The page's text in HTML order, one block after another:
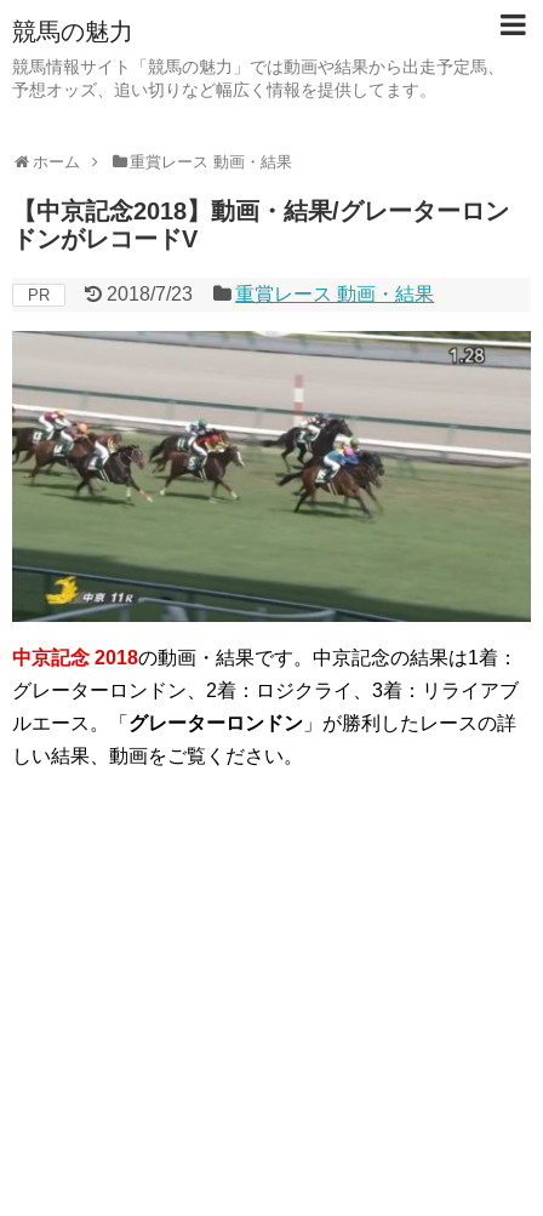
競馬の魅力
競馬情報サイト「競馬の魅力」では動画や結果から出走予定馬、
予想オッズ、追い切りなど幅広く情報を提供してます。
ホーム 重賞レース 動画・結果
【中京記念2018】動画・結果/グレーターロン
ドンがレコードV
PR 2018/7/23 重賞レース 動画・結果
中京記念 2018の動画・結果です。中京記念の結果は1着：
グレーターロンドン、2着：ロジクライ、3着：リライアブ
ルエース。「 グレーターロンドン 」が勝利したレースの詳
しい結果、動画をご覧ください。